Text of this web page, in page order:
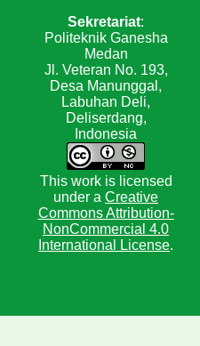
Sekretariat:
Politeknik Ganesha
Medan
Jl. Veteran No. 193,
Desa Manunggal,
Labuhan Deli,
Deliserdang,
Indonesia
This work is licensed
under a Creative
Commons Attribution-
NonCommercial 4.0
International License.